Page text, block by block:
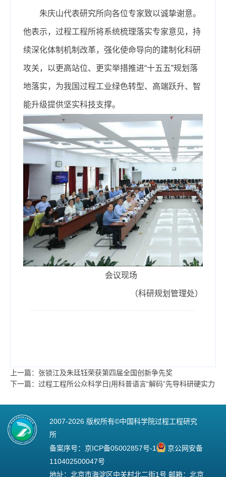
朱庆山代表研究所向各位专家致以诚挚谢意。
他表示，过程工程所将系统梳理落实专家意见，持
续深化体制机制改革，强化使命导向的建制化科研
攻关，以更高站位、更实举措推进“十五五”规划落
地落实，为我国过程工业绿色转型、高端跃升、智
能升级提供坚实科技支撑。
会议现场
（科研规划管理处）
上一篇：张锁江及朱廷钰荣获第四届全国创新争先奖
下一篇：过程工程所公众科学日|用科普语言“解码”先导科研硬实力
2007-2026 版权所有©中国科学院过程工程研究
所
备案序号： 京ICP备05002857号-1
京公网安备
110402500047号
地址：北京市海淀区中关村北二街1号 邮箱：北京